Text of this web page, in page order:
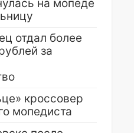
на мопеде
отдал более
за
кроссовер
мопедиста